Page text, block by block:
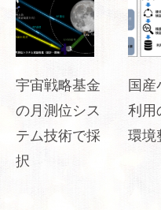
宇宙戦略基金
の月測位シス
テム技術で採
択
国産
利用
環境